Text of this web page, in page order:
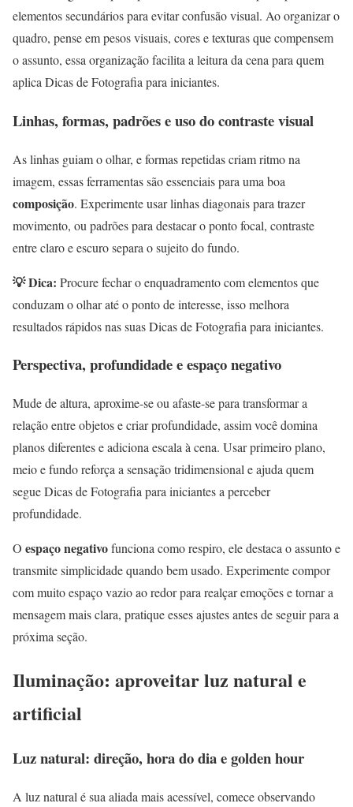
elementos secundários para evitar confusão visual. Ao organizar o
quadro, pense em pesos visuais, cores e texturas que compensem
o assunto, essa organização facilita a leitura da cena para quem
aplica Dicas de Fotografia para iniciantes.
Linhas, formas, padrões e uso do contraste visual
As linhas guiam o olhar, e formas repetidas criam ritmo na
imagem, essas ferramentas são essenciais para uma boa
composição. Experimente usar linhas diagonais para trazer
movimento, ou padrões para destacar o ponto focal, contraste
entre claro e escuro separa o sujeito do fundo.
💡 Dica: Procure fechar o enquadramento com elementos que
conduzam o olhar até o ponto de interesse, isso melhora
resultados rápidos nas suas Dicas de Fotografia para iniciantes.
Perspectiva, profundidade e espaço negativo
Mude de altura, aproxime-se ou afaste-se para transformar a
relação entre objetos e criar profundidade, assim você domina
planos diferentes e adiciona escala à cena. Usar primeiro plano,
meio e fundo reforça a sensação tridimensional e ajuda quem
segue Dicas de Fotografia para iniciantes a perceber
profundidade.
O espaço negativofunciona como respiro, ele destaca o assunto e
transmite simplicidade quando bem usado. Experimente compor
com muito espaço vazio ao redor para realçar emoções e tornar a
mensagem mais clara, pratique esses ajustes antes de seguir para a
próxima seção.
Iluminação: aproveitar luz natural e
artificial
Luz natural: direção, hora do dia e golden hour
A luz natural é sua aliada mais acessível, comece observando